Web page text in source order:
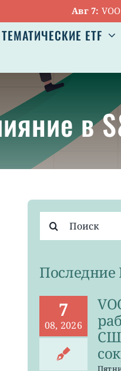
Авг 7:VOO:
ТЕМАТИЧЕСКИЕ ETF
в
поиска:
Последние
7
08, 2026